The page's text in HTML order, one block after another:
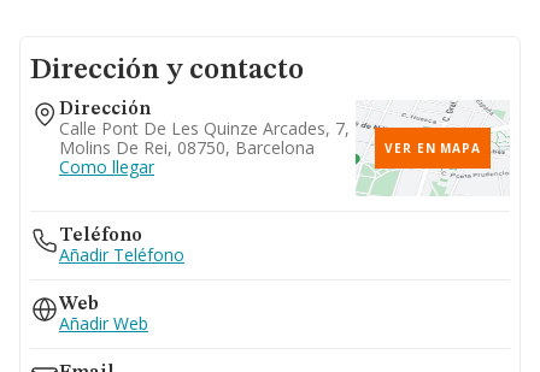
Dirección y contacto
Dirección
Calle Pont De Les Quinze Arcades, 7,
Molins De Rei, 08750, Barcelona
Como llegar
VER EN MAPA
Teléfono
Añadir Teléfono
Web
Añadir Web